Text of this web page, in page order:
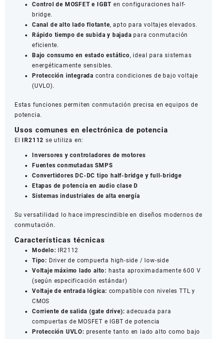
Control de MOSFET e IGBT en configuraciones half-
bridge.
Canal de alto lado flotante, apto para voltajes elevados.
Rápido tiempo de subida y bajada para conmutación
eficiente.
Bajo consumo en estado estático, ideal para sistemas
energéticamente sensibles.
Protección integrada contra condiciones de bajo voltaje
(UVLO).
Estas funciones permiten conmutación precisa en equipos de
potencia.
Usos comunes en electrónica de potencia
ElIR2112 se utiliza en:
Inversores y controladores de motores
Fuentes conmutadas SMPS
Convertidores DC-DC tipo half-bridge y full-bridge
Etapas de potencia en audio clase D
Sistemas industriales de alta energía
Su versatilidad lo hace imprescindible en diseños modernos de
conmutación.
Características técnicas
Modelo: IR2112
Tipo: Driver de compuerta high-side / low-side
Voltaje máximo lado alto: hasta aproximadamente 600 V
(según especificación estándar)
Voltaje de entrada lógica: compatible con niveles TTL y
CMOS
Corriente de salida (gate drive): adecuada para
compuertas de MOSFET e IGBT de potencia
Protección UVLO: presente tanto en lado alto como bajo